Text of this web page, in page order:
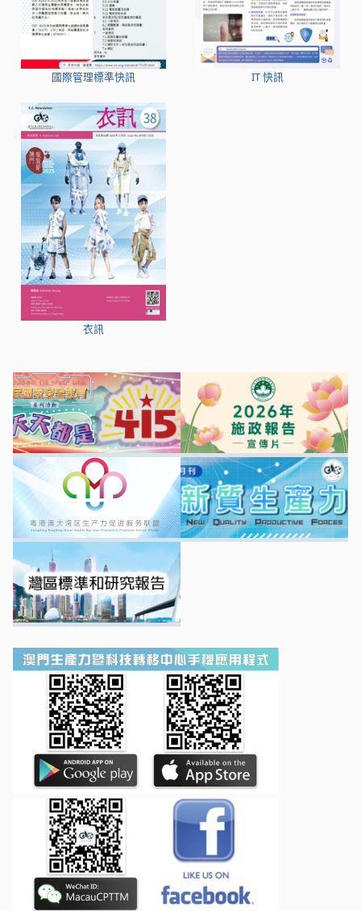
國際管理標準快訊 IT 快訊
衣訊